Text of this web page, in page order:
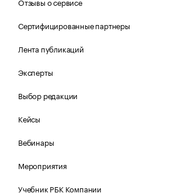
Сертифицированные партнеры
Лента публикаций
Эксперты
Выбор редакции
Кейсы
Вебинары
Мероприятия
Учебник РБК Компании